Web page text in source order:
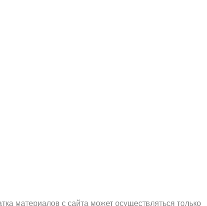
материалов с сайта может осуществляться только